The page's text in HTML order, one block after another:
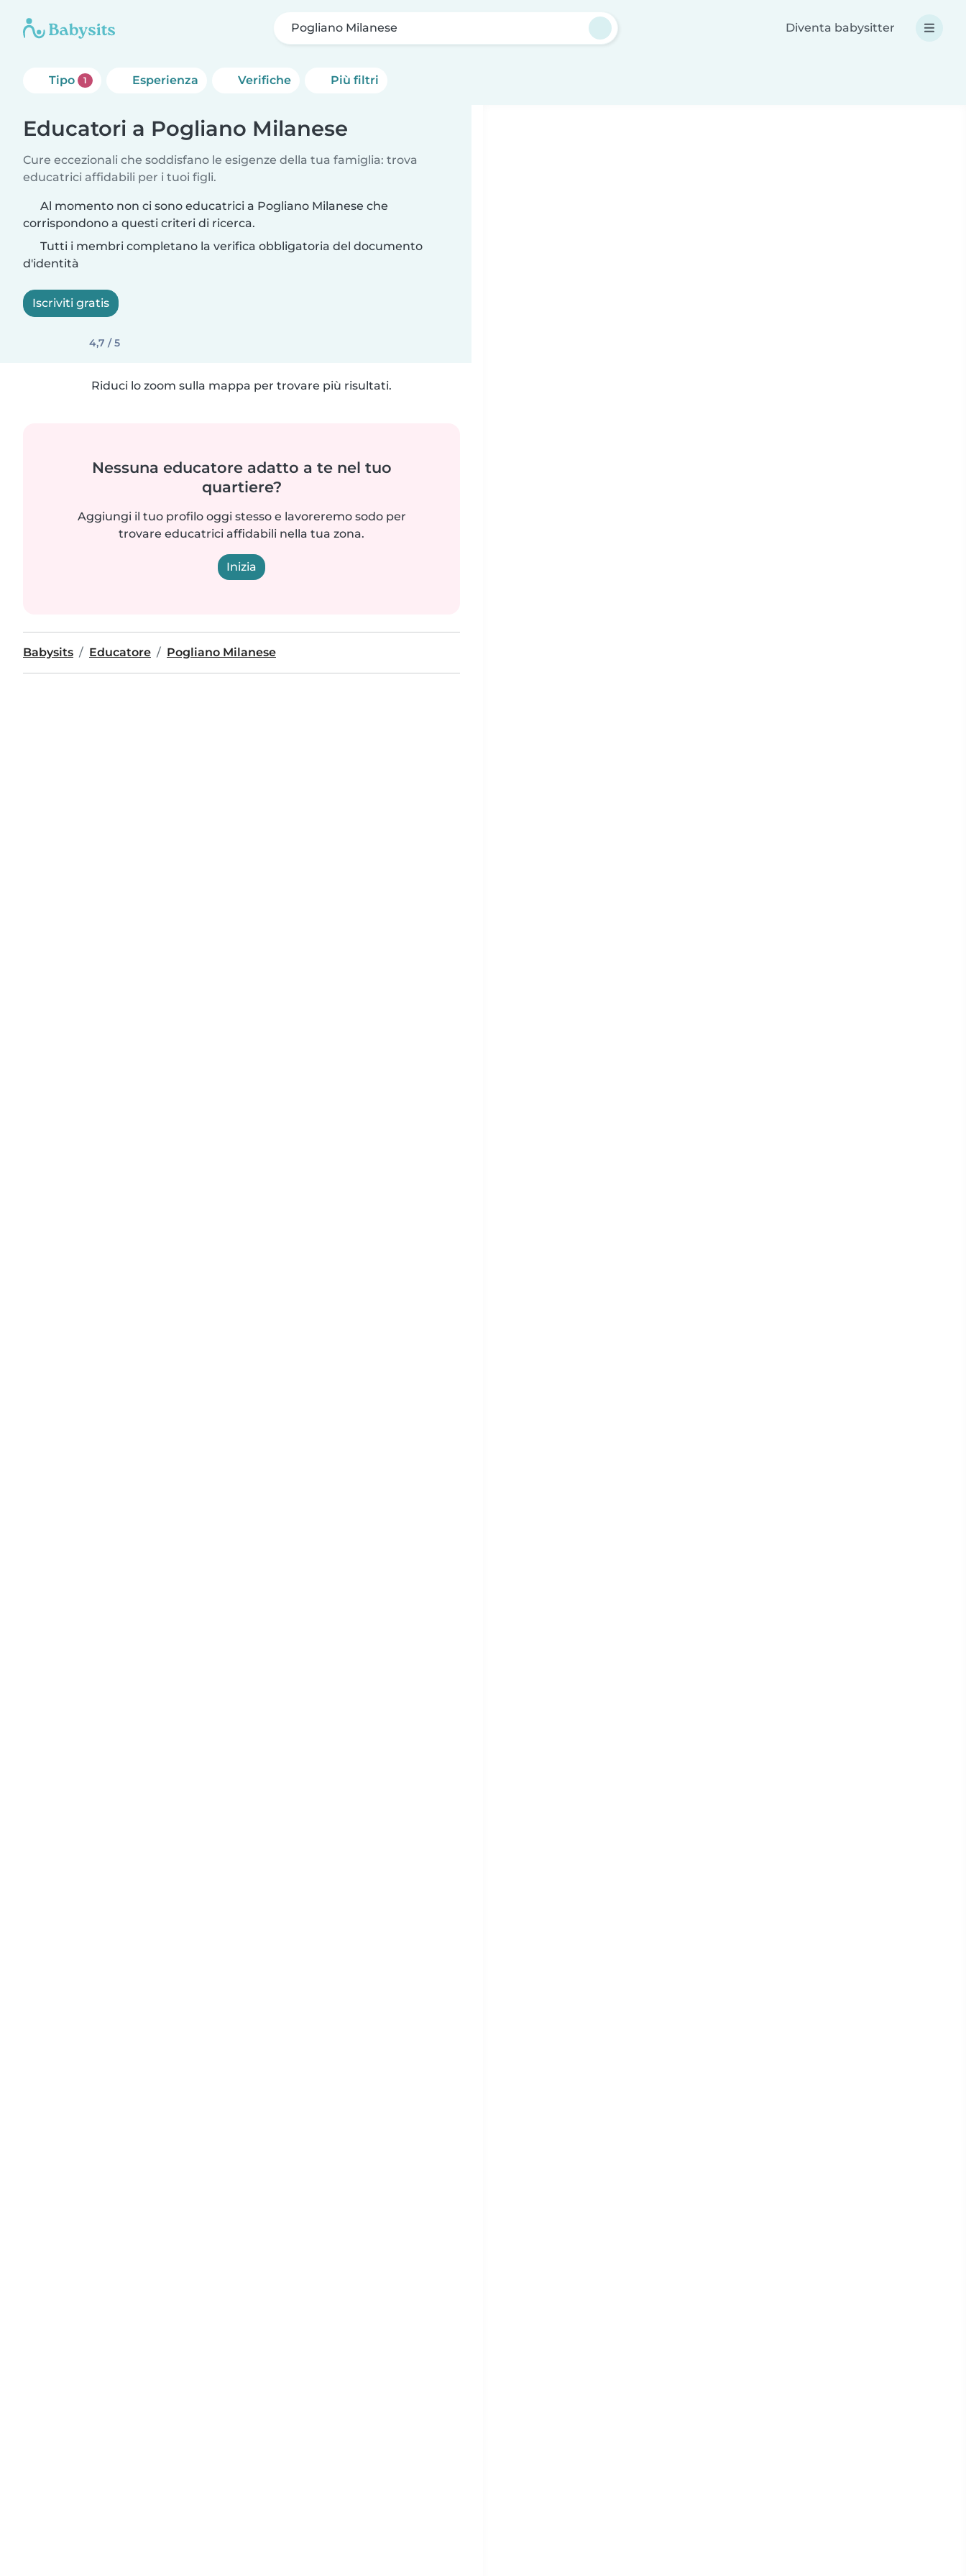
Pogliano Milanese Diventa babysitter
Tipo 1 Esperienza Verifiche Più filtri
Educatori a Pogliano Milanese
Cure eccezionali che soddisfano le esigenze della tua famiglia: trova
educatrici affidabili per i tuoi figli.
Al momento non ci sono educatrici a Pogliano Milanese che
corrispondono a questi criteri di ricerca.
Tutti i membri completano la verifica obbligatoria del documento
d'identità
Iscriviti gratis
4,7 / 5
Riduci lo zoom sulla mappa per trovare più risultati.
Nessuna educatore adatto a te nel tuo
quartiere?
Aggiungi il tuo profilo oggi stesso e lavoreremo sodo per
trovare educatrici affidabili nella tua zona.
Inizia
Babysits Educatore Pogliano Milanese